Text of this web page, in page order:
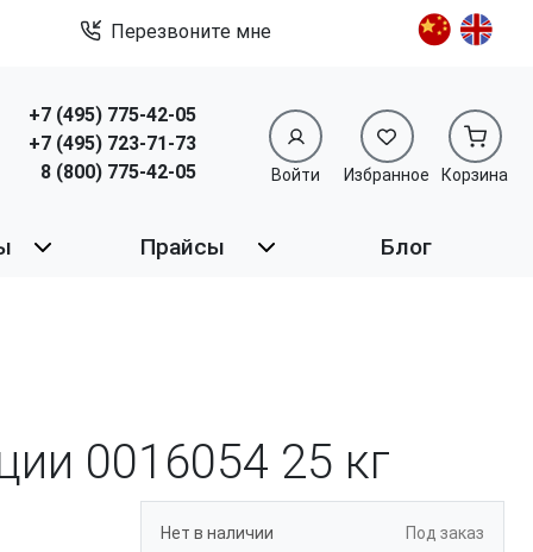
Перезвоните мне
+7 (495) 775-42-05
+7 (495) 723-71-73
8 (800) 775-42-05
Войти Избранное Корзина
Прайсы Блог
0016054 25 кг
Нет в наличии Под заказ